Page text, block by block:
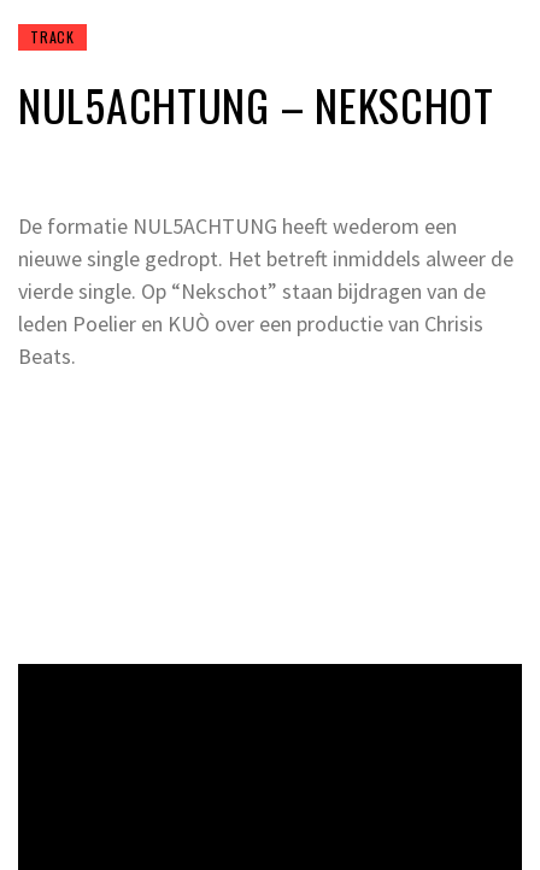
TRACK
NUL5ACHTUNG – NEKSCHOT
De formatie NUL5ACHTUNG heeft wederom een
nieuwe single gedropt. Het betreft inmiddels alweer de
vierde single. Op “Nekschot” staan bijdragen van de
leden Poelier en KUÒ over een productie van Chrisis
Beats.